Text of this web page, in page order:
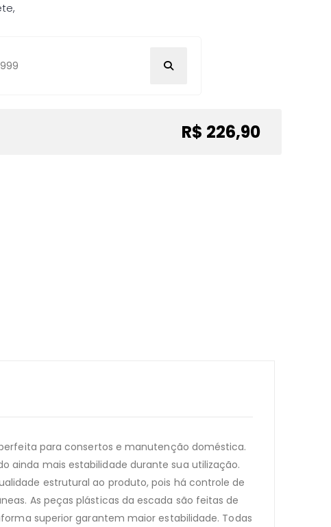
R$ 226,90
para consertos e manutenção doméstica.
ainda mais estabilidade durante sua utilização.
estrutural ao produto, pois há controle de
As peças plásticas da escada são feitas de
superior garantem maior estabilidade. Todas